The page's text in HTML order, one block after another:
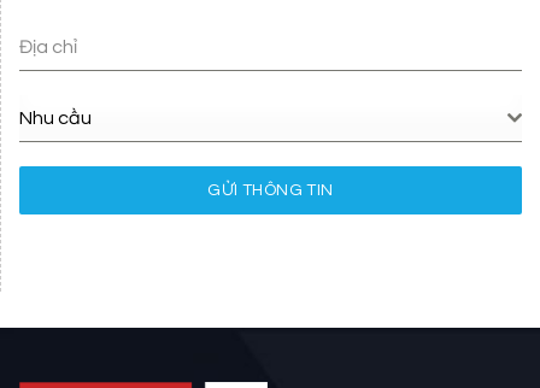
Địa chỉ
Nhu cầu
GỬI THÔNG TIN